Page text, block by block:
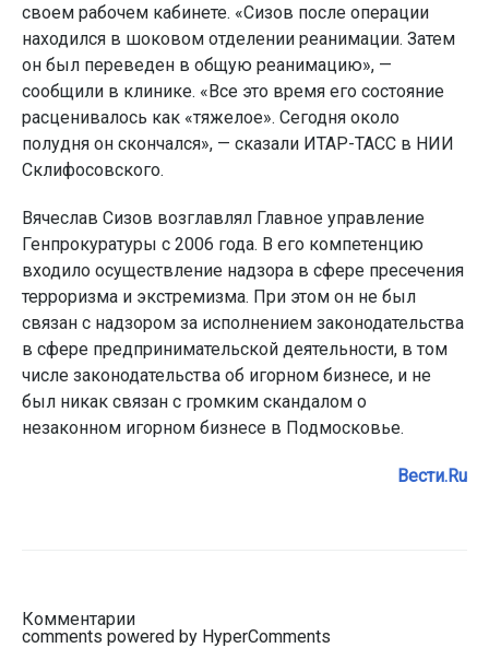
своем рабочем кабинете. «Сизов после операции
находился в шоковом отделении реанимации. Затем
он был переведен в общую реанимацию», —
сообщили в клинике. «Все это время его состояние
расценивалось как «тяжелое». Сегодня около
полудня он скончался», — сказали ИТАР-ТАСС в НИИ
Склифосовского.
Вячеслав Сизов возглавлял Главное управление
Генпрокуратуры с 2006 года. В его компетенцию
входило осуществление надзора в сфере пресечения
терроризма и экстремизма. При этом он не был
связан с надзором за исполнением законодательства
в сфере предпринимательской деятельности, в том
числе законодательства об игорном бизнесе, и не
был никак связан с громким скандалом о
незаконном игорном бизнесе в Подмосковье.
Вести.Ru
Комментарии
comments powered by HyperComments